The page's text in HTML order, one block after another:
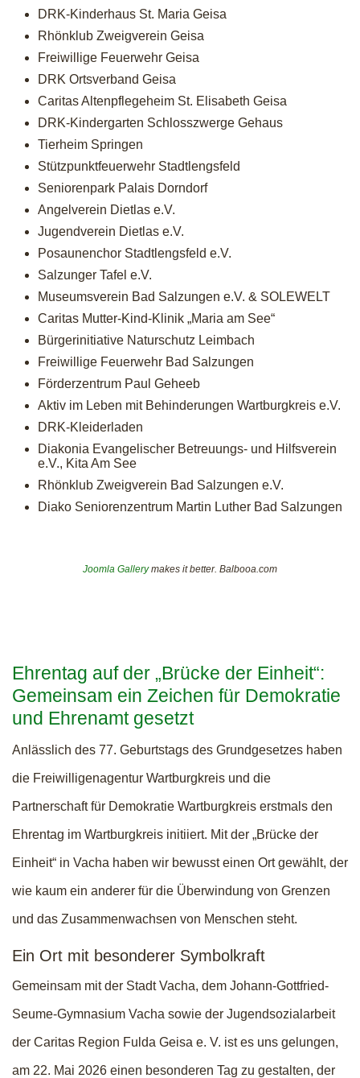
DRK-Kinderhaus St. Maria Geisa
Rhönklub Zweigverein Geisa
Freiwillige Feuerwehr Geisa
DRK Ortsverband Geisa
Caritas Altenpflegeheim St. Elisabeth Geisa
DRK-Kindergarten Schlosszwerge Gehaus
Tierheim Springen
Stützpunktfeuerwehr Stadtlengsfeld
Seniorenpark Palais Dorndorf
Angelverein Dietlas e.V.
Jugendverein Dietlas e.V.
Posaunenchor Stadtlengsfeld e.V.
Salzunger Tafel e.V.
Museumsverein Bad Salzungen e.V. & SOLEWELT
Caritas Mutter-Kind-Klinik „Maria am See“
Bürgerinitiative Naturschutz Leimbach
Freiwillige Feuerwehr Bad Salzungen
Förderzentrum Paul Geheeb
Aktiv im Leben mit Behinderungen Wartburgkreis e.V.
DRK-Kleiderladen
Diakonia Evangelischer Betreuungs- und Hilfsverein
e.V., Kita Am See
Rhönklub Zweigverein Bad Salzungen e.V.
Diako Seniorenzentrum Martin Luther Bad Salzungen
Joomla Gallerymakes it better. Balbooa.com
Ehrentag auf der „Brücke der Einheit“:
Gemeinsam ein Zeichen für Demokratie
und Ehrenamt gesetzt
Anlässlich des 77. Geburtstags des Grundgesetzes haben
die Freiwilligenagentur Wartburgkreis und die
Partnerschaft für Demokratie Wartburgkreis erstmals den
Ehrentag im Wartburgkreis initiiert. Mit der „Brücke der
Einheit“ in Vacha haben wir bewusst einen Ort gewählt, der
wie kaum ein anderer für die Überwindung von Grenzen
und das Zusammenwachsen von Menschen steht.
Ein Ort mit besonderer Symbolkraft
Gemeinsam mit der Stadt Vacha, dem Johann-Gottfried-
Seume-Gymnasium Vacha sowie der Jugendsozialarbeit
der Caritas Region Fulda Geisa e. V. ist es uns gelungen,
am 22. Mai 2026 einen besonderen Tag zu gestalten, der